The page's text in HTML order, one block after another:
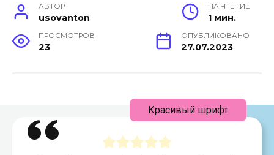
АВТОР
usovanton
НА ЧТЕНИЕ
1 мин.
ПРОСМОТРОВ
23
ОПУБЛИКОВАНО
27.07.2023
Красивый шрифт